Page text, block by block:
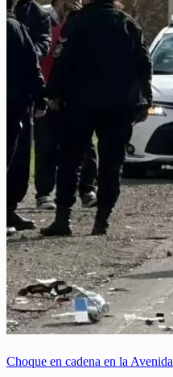
Choque en cadena en la Avenida